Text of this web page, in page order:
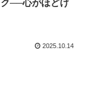
──心がほどけ
2025.10.14